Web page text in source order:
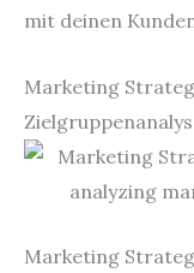
mit deinen
Marketing
Marketing